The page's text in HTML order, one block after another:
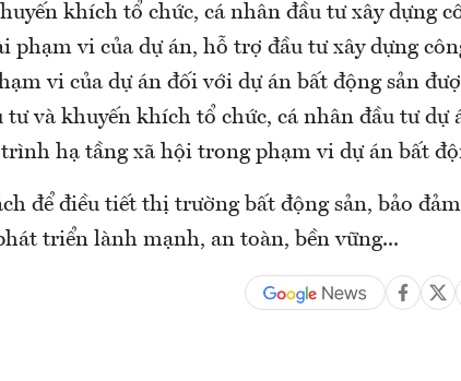
khích tổ chức, cá nhân đầu tư xây dựng
phạm vi của dự án, hỗ trợ đầu tư xây dựng
vi của dự án đối với dự án bất động sản
tư và khuyến khích tổ chức, cá nhân đầu tư dự
hạ tầng xã hội trong phạm vi dự án bất
để điều tiết thị trường bất động sản, bảo
triển lành mạnh, an toàn, bền vững...